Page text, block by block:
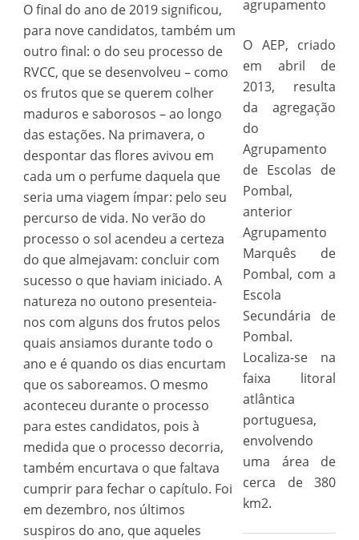
O final do ano de 2019 significou,
para nove candidatos, também um
outro final: o do seu processo de
RVCC, que se desenvolveu – como
os frutos que se querem colher
maduros e saborosos – ao longo
das estações. Na primavera, o
despontar das flores avivou em
cada um o perfume daquela que
seria uma viagem ímpar: pelo seu
percurso de vida. No verão do
processo o sol acendeu a certeza
do que almejavam: concluir com
sucesso o que haviam iniciado. A
natureza no outono presenteia-
nos com alguns dos frutos pelos
quais ansiamos durante todo o
ano e é quando os dias encurtam
que os saboreamos. O mesmo
aconteceu durante o processo
para estes candidatos, pois à
medida que o processo decorria,
também encurtava o que faltava
cumprir para fechar o capítulo. Foi
em dezembro, nos últimos
suspiros do ano, que aqueles
O AEP, criado
em abril de
2013, resulta
da agregação
do
Agrupamento
de Escolas de
Pombal,
anterior
Agrupamento
Marquês de
Pombal, com a
Escola
Secundária de
Pombal.
Localiza-se na
faixa litoral
atlântica
portuguesa,
envolvendo
uma área de
cerca de 380
km2.